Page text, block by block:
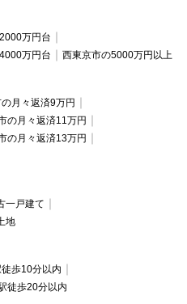
万円台
万円台 西東京市の5000万円以上
月々返済9万円
の月々返済11万円
の月々返済13万円
一戸建て
地
歩10分以内
徒歩20分以内